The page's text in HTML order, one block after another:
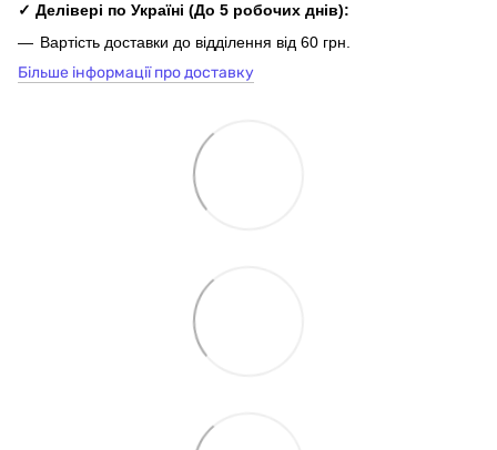
✓ Делівері по Україні (До 5 робочих днів):
Вартість доставки до відділення від 60 грн.
Більше інформації про доставку